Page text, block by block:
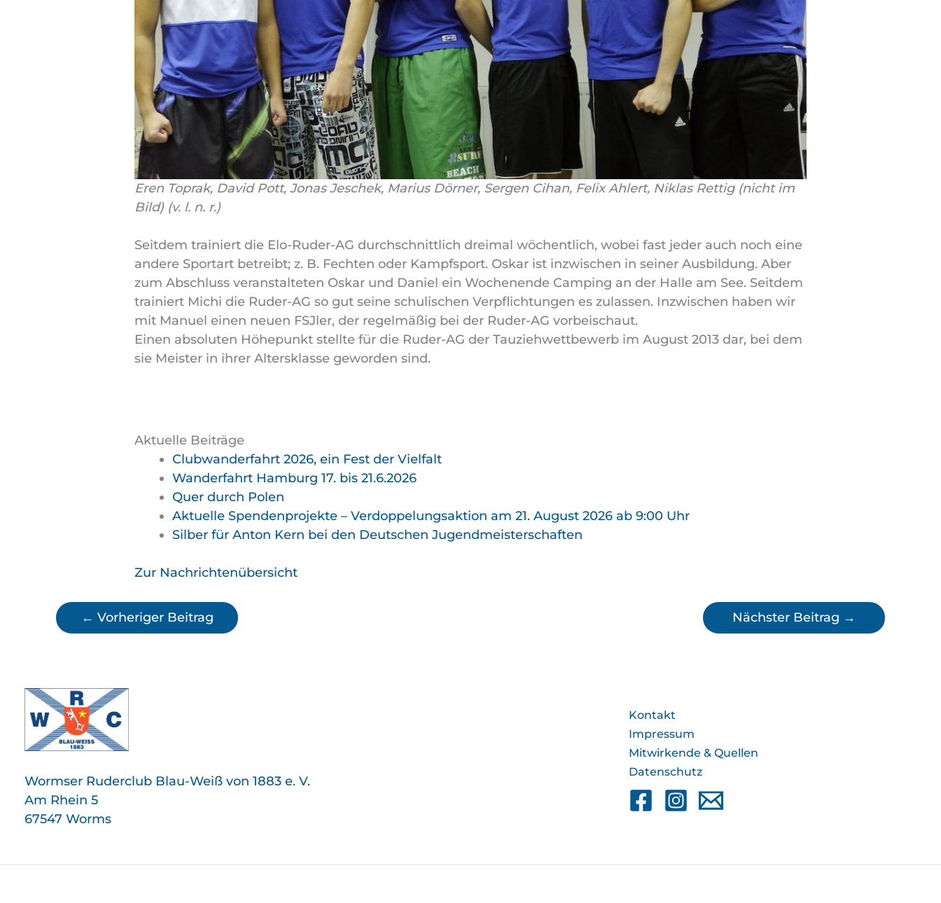
Eren Toprak, David Pott, Jonas Jeschek, Marius Dörner, Sergen Cihan, Felix Ahlert, Niklas Rettig (nicht im
Bild) (v. l. n. r.)
Seitdem trainiert die Elo-Ruder-AG durchschnittlich dreimal wöchentlich, wobei fast jeder auch noch eine
andere Sportart betreibt; z. B. Fechten oder Kampfsport. Oskar ist inzwischen in seiner Ausbildung. Aber
zum Abschluss veranstalteten Oskar und Daniel ein Wochenende Camping an der Halle am See. Seitdem
trainiert Michi die Ruder-AG so gut seine schulischen Verpflichtungen es zulassen. Inzwischen haben wir
mit Manuel einen neuen FSJler, der regelmäßig bei der Ruder-AG vorbeischaut.
Einen absoluten Höhepunkt stellte für die Ruder-AG der Tauziehwettbewerb im August 2013 dar, bei dem
sie Meister in ihrer Altersklasse geworden sind.
Aktuelle Beiträge
Clubwanderfahrt 2026, ein Fest der Vielfalt
Wanderfahrt Hamburg 17. bis 21.6.2026
Quer durch Polen
Aktuelle Spendenprojekte – Verdoppelungs­aktion am 21. August 2026 ab 9:00 Uhr
Silber für Anton Kern bei den Deutschen Jugend­meister­schaften
Zur Nachrichtenübersicht
← Vorheriger Beitrag Nächster Beitrag →
Wormser Ruderclub Blau-Weiß von 1883 e. V.
Am Rhein 5
67547 Worms
Kontakt
Impressum
Mitwirkende & Quellen
Datenschutz